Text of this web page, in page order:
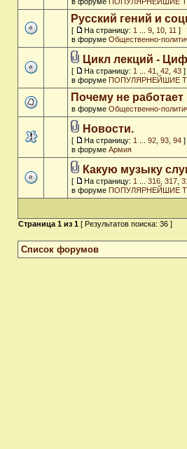
Русский гений и
[ На страницу: 1 9 10 11 ]
в форуме Общественно-
Цикл лекций -
[ На страницу: 1 41 42 43 ]
в форуме ПОПУЛЯРНЕЙШИЕ
Почему не
в форуме Общественно-
Новости.
[ На страницу: 1 92 93 94 ]
в форуме Армия
Какую музыку
[ На страницу: 1 316 317
в форуме ПОПУЛЯРНЕЙШИЕ
Страница 1 из 1 [ Результатов поиска: 36 ]
Список форумов